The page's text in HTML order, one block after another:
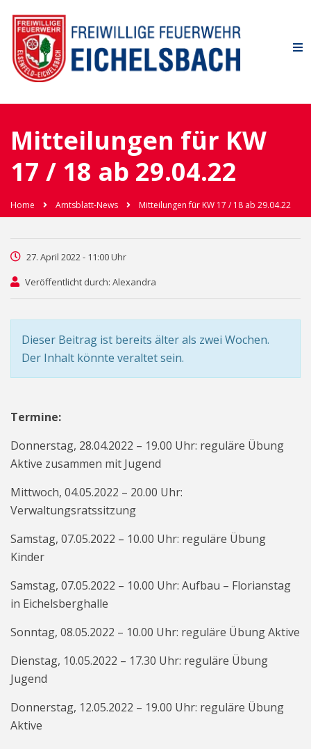
Mitteilungen für KW
17 / 18 ab 29.04.22
Home Amtsblatt-News Mitteilungen für KW 17 / 18 ab 29.04.22
27. April 2022 - 11:00 Uhr
Veröffentlicht durch: Alexandra
Dieser Beitrag ist bereits älter als zwei Wochen.
Der Inhalt könnte veraltet sein.
Termine:
Donnerstag, 28.04.2022 – 19.00 Uhr: reguläre Übung
Aktive zusammen mit Jugend
Mittwoch, 04.05.2022 – 20.00 Uhr:
Verwaltungsratssitzung
Samstag, 07.05.2022 – 10.00 Uhr: reguläre Übung
Kinder
Samstag, 07.05.2022 – 10.00 Uhr: Aufbau – Florianstag
in Eichelsberghalle
Sonntag, 08.05.2022 – 10.00 Uhr: reguläre Übung Aktive
Dienstag, 10.05.2022 – 17.30 Uhr: reguläre Übung
Jugend
Donnerstag, 12.05.2022 – 19.00 Uhr: reguläre Übung
Aktive